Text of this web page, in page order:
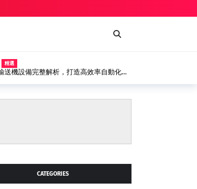
精選
機設備完整解析，打造高效率自動化塗
CATEGORIES